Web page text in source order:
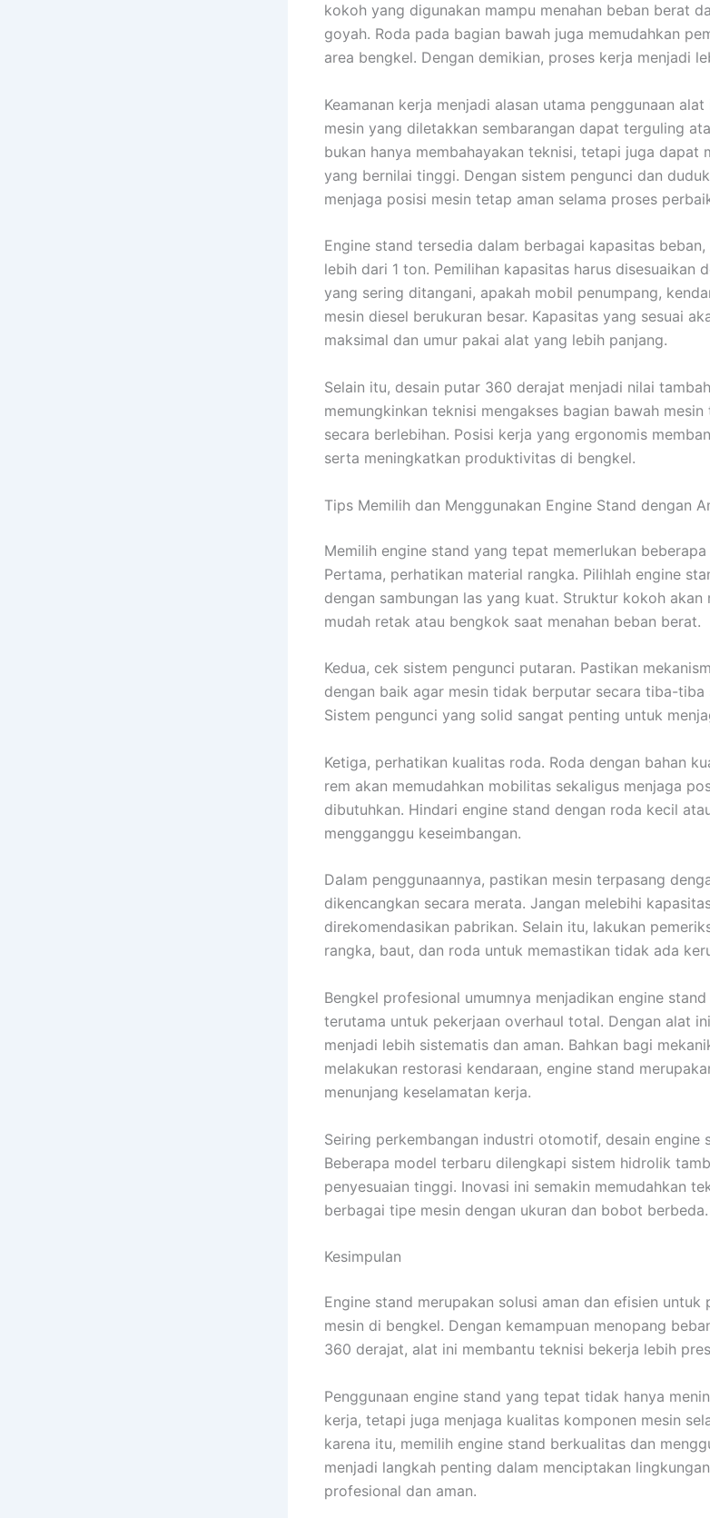
kokoh yang digunakan mampu menahan beban berat
goyah. Roda pada bagian bawah juga memudahkan
area bengkel. Dengan demikian, proses kerja menjadi
Keamanan kerja menjadi alasan utama penggunaan
mesin yang diletakkan sembarangan dapat terguling
bukan hanya membahayakan teknisi, tetapi juga dapat
yang bernilai tinggi. Dengan sistem pengunci dan
menjaga posisi mesin tetap aman selama proses
Engine stand tersedia dalam berbagai kapasitas
lebih dari 1 ton. Pemilihan kapasitas harus disesuaikan
yang sering ditangani, apakah mobil penumpang,
mesin diesel berukuran besar. Kapasitas yang sesuai
maksimal dan umur pakai alat yang lebih panjang.
Selain itu, desain putar 360 derajat menjadi nilai
memungkinkan teknisi mengakses bagian bawah
secara berlebihan. Posisi kerja yang ergonomis
serta meningkatkan produktivitas di bengkel.
Tips Memilih dan Menggunakan Engine Stand dengan
Memilih engine stand yang tepat memerlukan
Pertama, perhatikan material rangka. Pilihlah engine
dengan sambungan las yang kuat. Struktur kokoh
mudah retak atau bengkok saat menahan beban berat.
Kedua, cek sistem pengunci putaran. Pastikan
dengan baik agar mesin tidak berputar secara tiba-tiba
Sistem pengunci yang solid sangat penting untuk
Ketiga, perhatikan kualitas roda. Roda dengan bahan
rem akan memudahkan mobilitas sekaligus menjaga
dibutuhkan. Hindari engine stand dengan roda kecil
mengganggu keseimbangan.
Dalam penggunaannya, pastikan mesin terpasang
dikencangkan secara merata. Jangan melebihi
direkomendasikan pabrikan. Selain itu, lakukan
rangka, baut, dan roda untuk memastikan tidak ada
Bengkel profesional umumnya menjadikan engine
terutama untuk pekerjaan overhaul total. Dengan alat
menjadi lebih sistematis dan aman. Bahkan bagi
melakukan restorasi kendaraan, engine stand
menunjang keselamatan kerja.
Seiring perkembangan industri otomotif, desain engine
Beberapa model terbaru dilengkapi sistem hidrolik
penyesuaian tinggi. Inovasi ini semakin memudahkan
berbagai tipe mesin dengan ukuran dan bobot berbeda.
Kesimpulan
Engine stand merupakan solusi aman dan efisien untuk
mesin di bengkel. Dengan kemampuan menopang
360 derajat, alat ini membantu teknisi bekerja lebih
Penggunaan engine stand yang tepat tidak hanya
kerja, tetapi juga menjaga kualitas komponen mesin
karena itu, memilih engine stand berkualitas dan
menjadi langkah penting dalam menciptakan
profesional dan aman.